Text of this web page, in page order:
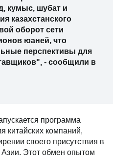
кумыс, шубат и
казахстанского
оборот сети
юаней, что
перспективы для
- сообщили в
программа
китайских компаний,
своего присутствия в
Азии. Этот обмен опытом